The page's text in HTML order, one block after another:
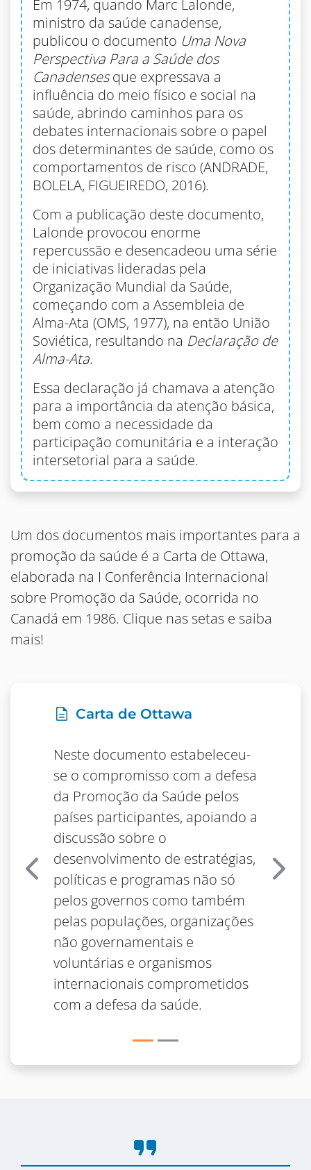
Em 1974, quando Marc Lalonde,
ministro da saúde canadense,
publicou o documento Uma Nova
Perspectiva Para a Saúde dos
Canadensesque expressava a
influência do meio físico e social na
saúde, abrindo caminhos para os
debates internacionais sobre o papel
dos determinantes de saúde, como os
comportamentos de risco (ANDRADE,
BOLELA, FIGUEIREDO, 2016).
Com a publicação deste documento,
Lalonde provocou enorme
repercussão e desencadeou uma série
de iniciativas lideradas pela
Organização Mundial da Saúde,
começando com a Assembleia de
Alma-Ata (OMS, 1977), na então União
Soviética, resultando na Declaração de
Alma-Ata.
Essa declaração já chamava a atenção
para a importância da atenção básica,
bem como a necessidade da
participação comunitária e a interação
intersetorial para a saúde.
Um dos documentos mais importantes para a
promoção da saúde é a Carta de Ottawa,
elaborada na I Conferência Internacional
sobre Promoção da Saúde, ocorrida no
Canadá em 1986. Clique nas setas e saiba
mais!
description Carta de Ottawa
Neste documento estabeleceu-
se o compromisso com a defesa
da Promoção da Saúde pelos
países participantes, apoiando a
discussão sobre o
desenvolvimento de estratégias,
políticas e programas não só
pelos governos como também
pelas populações, organizações
não governamentais e
voluntárias e organismos
internacionais comprometidos
com a defesa da saúde.
Anterior
format_quote